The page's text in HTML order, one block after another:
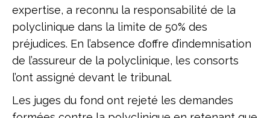
expertise, a reconnu la responsabilité de la
polyclinique dans la limite de 50% des
préjudices. En l’absence d’offre d’indemnisation
de l’assureur de la polyclinique, les consorts
l’ont assigné devant le tribunal.
Les juges du fond ont rejeté les demandes